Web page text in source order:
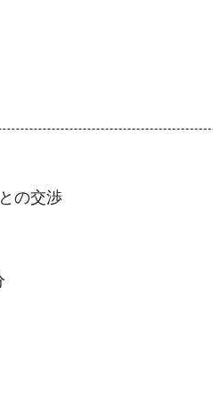
の交渉